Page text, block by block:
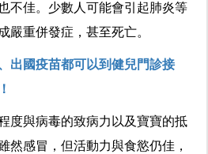
不佳。少數人可能會引起肺炎等
嚴重併發症，甚至死亡。
出國疫苗都可以到健兒門診接
度與病毒的致病力以及寶寶的抵
然感冒，但活動力與食慾仍佳，